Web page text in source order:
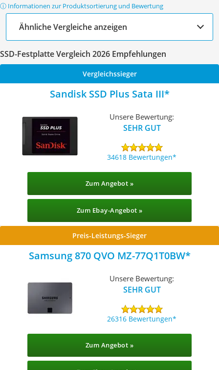
ⓘ Informationen zur Produktsortierung und Bewertung
Ähnliche Vergleiche anzeigen
SSD-Festplatte Vergleich 2026 Empfehlungen
Vergleichssieger
Sandisk SSD Plus Sata III
Unsere Bewertung:
SEHR GUT
34618 Bewertungen
Zum Angebot »
Zum Ebay-Angebot »
Preis-Leistungs-Sieger
Samsung 870 QVO MZ-77Q1T0BW
Unsere Bewertung:
SEHR GUT
26316 Bewertungen
Zum Angebot »